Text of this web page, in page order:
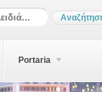
Portaria